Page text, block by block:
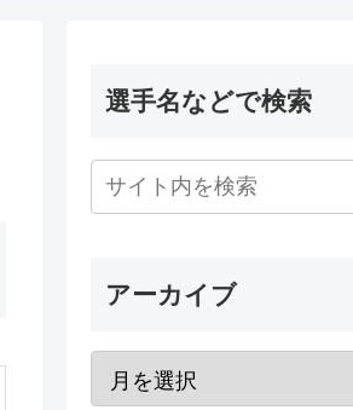
選手名などで検索
アーカイブ